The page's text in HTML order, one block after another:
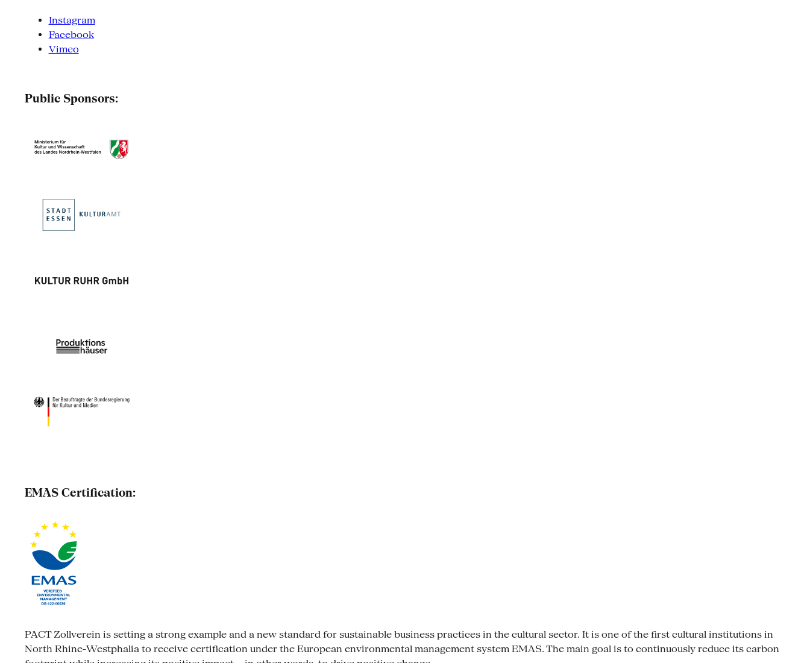
Instagram
Facebook
Vimeo
Public Sponsors:
EMAS Certification:
PACT Zollverein is setting a strong example and a new standard for sustainable business practices in the cultural sector. It is one of the first cultural institutions in
North Rhine-Westphalia to receive certification under the European environmental management system EMAS. The main goal is to continuously reduce its carbon